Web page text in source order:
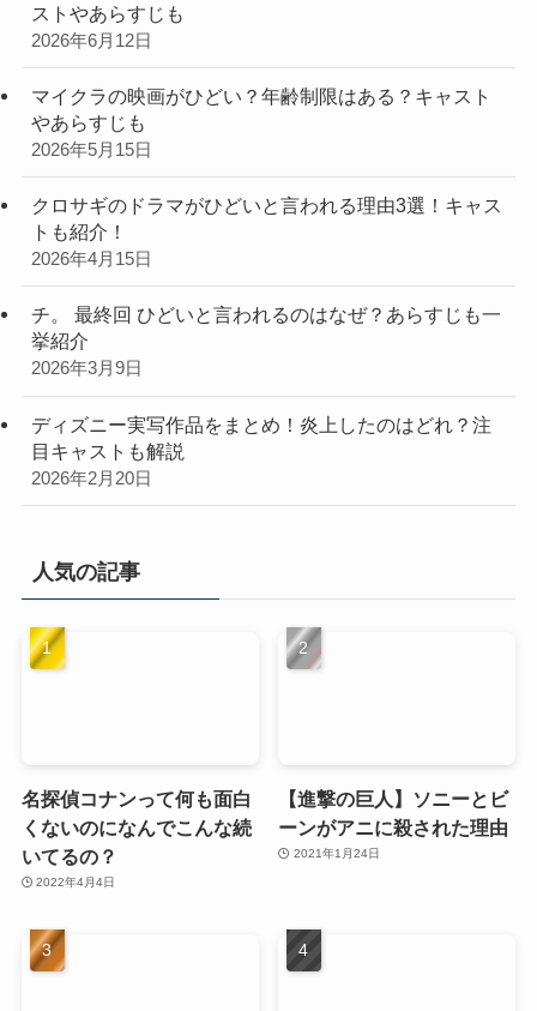
ストやあらすじも
2026年6月12日
マイクラの映画がひどい？年齢制限はある？キャスト
やあらすじも
2026年5月15日
クロサギのドラマがひどいと言われる理由3選！キャス
トも紹介！
2026年4月15日
チ。 最終回 ひどいと言われるのはなぜ？あらすじも一
挙紹介
2026年3月9日
ディズニー実写作品をまとめ！炎上したのはどれ？注
目キャストも解説
2026年2月20日
人気の記事
名探偵コナンって何も面白
くないのになんでこんな続
いてるの？
2022年4月4日
【進撃の巨人】ソニーとビ
ーンがアニに殺された理由
2021年1月24日